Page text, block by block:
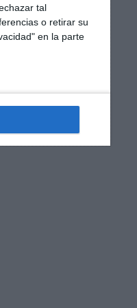
tal
o retirar su
en la parte